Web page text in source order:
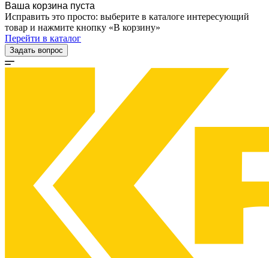
Ваша корзина пуста
Исправить это просто: выберите в каталоге интересующий
товар и нажмите кнопку «В корзину»
Перейти в каталог
Задать вопрос